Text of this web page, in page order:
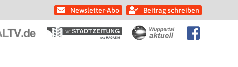
Newsletter-Abo Beitrag schreiben